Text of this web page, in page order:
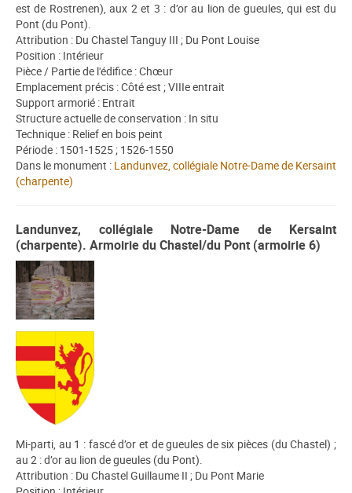
est de Rostrenen), aux 2 et 3 : d’or au lion de gueules, qui est du
Pont (du Pont).
Attribution : Du Chastel Tanguy III ; Du Pont Louise
Position : Intérieur
Pièce / Partie de l'édifice : Chœur
Emplacement précis : Côté est ; VIIIe entrait
Support armorié : Entrait
Structure actuelle de conservation : In situ
Technique : Relief en bois peint
Période : 1501-1525 ; 1526-1550
Dans le monument : Landunvez, collégiale Notre-Dame de Kersaint
(charpente)
Landunvez, collégiale Notre-Dame de Kersaint
(charpente). Armoirie du Chastel/du Pont (armoirie 6)
Mi-parti, au 1 : fascé d’or et de gueules de six pièces (du Chastel) ;
au 2 : d’or au lion de gueules (du Pont).
Attribution : Du Chastel Guillaume II ; Du Pont Marie